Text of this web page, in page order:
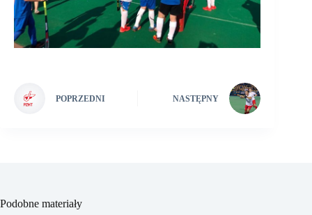
POPRZEDNI NASTĘPNY
Podobne materiały